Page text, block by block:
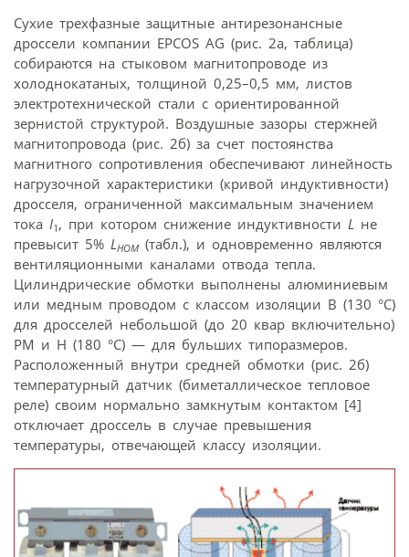
Сухие трехфазные защитные антирезонансные
дроссели компании EPCOS AG (рис. 2а, таблица)
собираются на стыковом магнитопроводе из
холоднокатаных, толщиной 0,25–0,5 мм, листов
электротехнической стали с ориентированной
зернистой структурой. Воздушные зазоры стержней
магнитопровода (рис. 2б) за счет постоянства
магнитного сопротивления обеспечивают линейность
нагрузочной характеристики (кривой индуктивности)
дросселя, ограниченной максимальным значением
тока I1 , при котором снижение индуктивности L не
превысит 5% LНОМ(табл.), и одновременно являются
вентиляционными каналами отвода тепла.
Цилиндрические обмотки выполнены алюминиевым
или медным проводом с классом изоляции В (130 °С)
для дросселей небольшой (до 20 квар включительно)
РМ и Н (180 °С) — для бульших типоразмеров.
Расположенный внутри средней обмотки (рис. 2б)
температурный датчик (биметаллическое тепловое
реле) своим нормально замкнутым контактом [4]
отключает дроссель в случае превышения
температуры, отвечающей классу изоляции.